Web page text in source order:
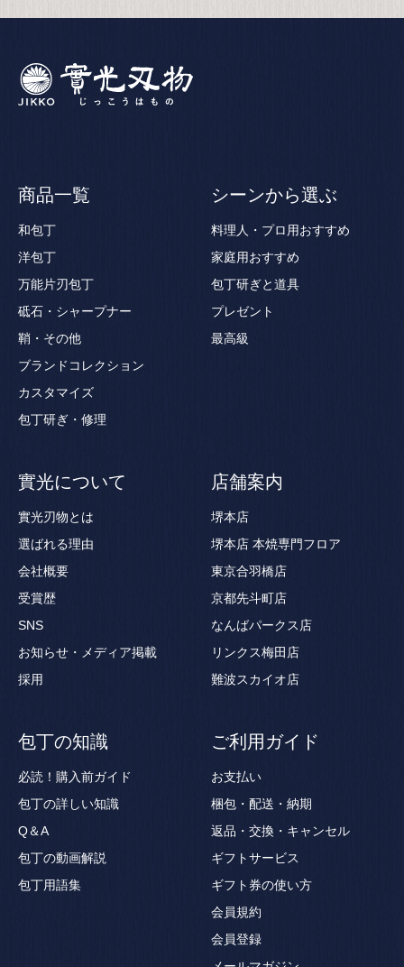
商品一覧
和包丁
洋包丁
万能片刃包丁
砥石・シャープナー
鞘・その他
ブランドコレクション
カスタマイズ
包丁研ぎ・修理
シーンから選ぶ
料理人・プロ用おすすめ
家庭用おすすめ
包丁研ぎと道具
プレゼント
最高級
實光について
實光刃物とは
選ばれる理由
会社概要
受賞歴
SNS
お知らせ・メディア掲載
採用
店舗案内
堺本店
堺本店 本焼専門フロア
東京合羽橋店
京都先斗町店
なんばパークス店
リンクス梅田店
難波スカイオ店
包丁の知識
必読！購入前ガイド
包丁の詳しい知識
Q＆A
包丁の動画解説
包丁用語集
ご利用ガイド
お支払い
梱包・配送・納期
返品・交換・キャンセル
ギフトサービス
ギフト券の使い方
会員規約
会員登録